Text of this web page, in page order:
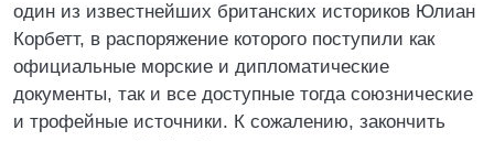
один из известнейших британских историков Юлиан
Корбетт, в распоряжение которого поступили как
официальные морские и дипломатические
документы, так и все доступные тогда союзнические
и трофейные источники. К сожалению, закончить